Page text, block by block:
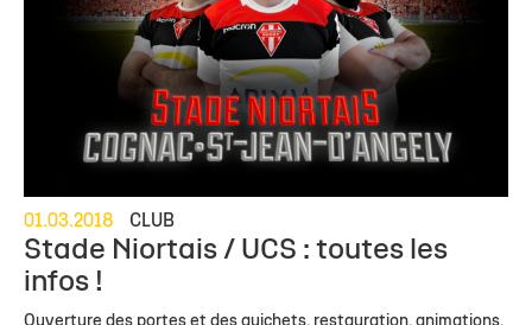
01.03.2018 CLUB
Stade Niortais / UCS : toutes les
infos !